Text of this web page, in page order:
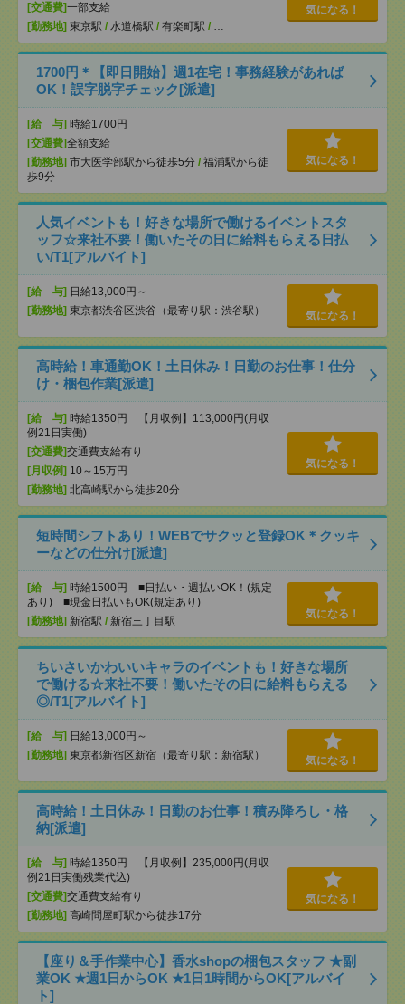
[交通費]一部支給
[勤務地] 東京駅 / 水道橋駅 / 有楽町駅 / …
気になる！
1700円＊【即日開始】週1在宅！事務経験があれば
OK！誤字脱字チェック[派遣]
[給 与] 時給1700円
[交通費]全額支給
[勤務地] 市大医学部駅から徒歩5分 / 福浦駅から徒
歩9分
気になる！
人気イベントも！好きな場所で働けるイベントスタ
ッフ☆来社不要！働いたその日に給料もらえる日払
い/T1[アルバイト]
[給 与] 日給13,000円～
[勤務地] 東京都渋谷区渋谷（最寄り駅：渋谷駅） 気になる！
高時給！車通勤OK！土日休み！日勤のお仕事！仕分
け・梱包作業[派遣]
[給 与] 時給1350円 【月収例】113,000円(月収
例21日実働)
[交通費]交通費支給有り
[月収例] 10～15万円
[勤務地] 北高崎駅から徒歩20分
気になる！
短時間シフトあり！WEBでサクッと登録OK＊クッキ
ーなどの仕分け[派遣]
[給 与] 時給1500円 ■日払い・週払いOK！(規定
あり) ■現金日払いもOK(規定あり)
[勤務地] 新宿駅 / 新宿三丁目駅
気になる！
ちいさいかわいいキャラのイベントも！好きな場所
で働ける☆来社不要！働いたその日に給料もらえる
◎/T1[アルバイト]
[給 与] 日給13,000円～
[勤務地] 東京都新宿区新宿（最寄り駅：新宿駅） 気になる！
高時給！土日休み！日勤のお仕事！積み降ろし・格
納[派遣]
[給 与] 時給1350円 【月収例】235,000円(月収
例21日実働残業代込)
[交通費]交通費支給有り
[勤務地] 高崎問屋町駅から徒歩17分
気になる！
【座り＆手作業中心】香水shopの梱包スタッフ ★副
業OK ★週1日からOK ★1日1時間からOK[アルバイ
ト]